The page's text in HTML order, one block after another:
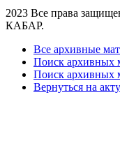
2023 Все права
КАБАР.
Все архивные
Поиск архивных
Поиск архивных
Вернуться на